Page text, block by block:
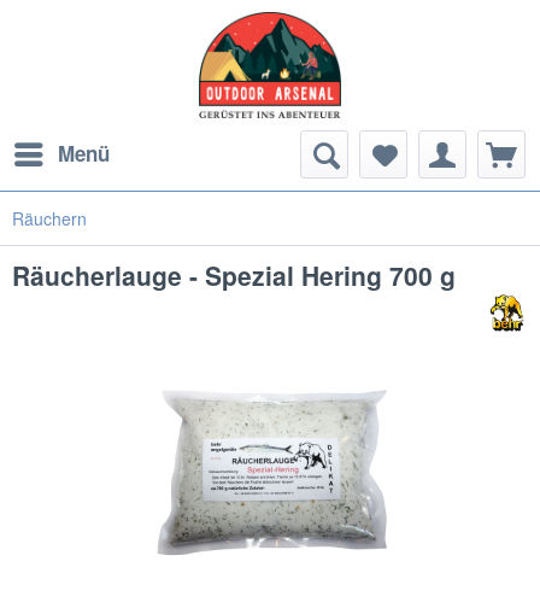
Menü
Räuchern
Räucherlauge - Spezial Hering 700 g